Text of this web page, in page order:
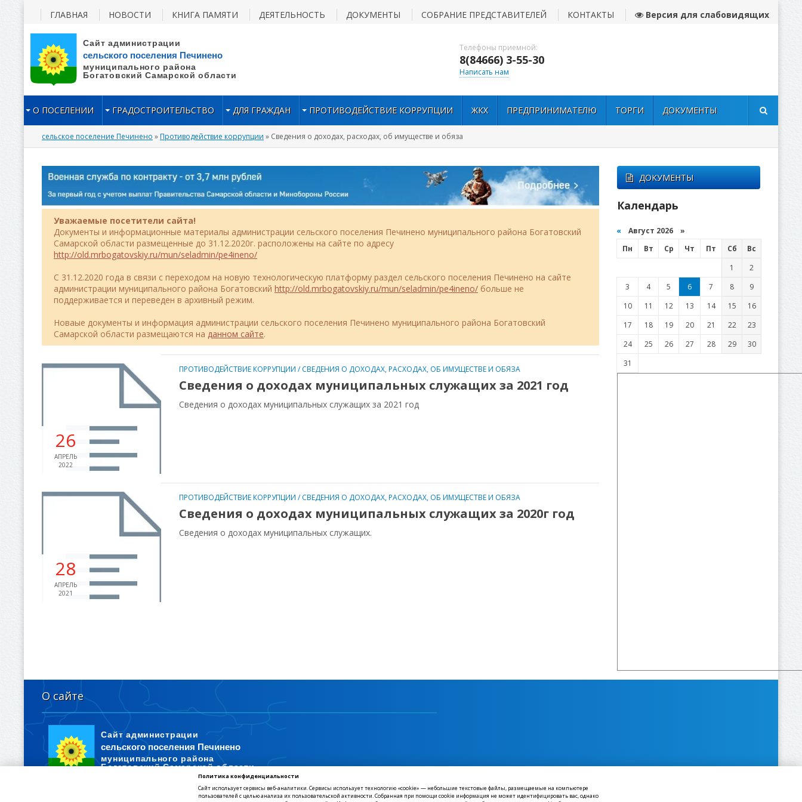
Телефоны приемной:
8(84666) 3-55-30
Написать нам
ГЛАВНАЯ НОВОСТИ КНИГА ПАМЯТИ ДЕЯТЕЛЬНОСТЬ ДОКУМЕНТЫ СОБРАНИЕ ПРЕДСТАВИТЕЛЕЙ КОНТАКТЫ Версия для слабовидящих
О ПОСЕЛЕНИИ ГРАДОСТРОИТЕЛЬСТВО ДЛЯ ГРАЖДАН ПРОТИВОДЕЙСТВИЕ КОРРУПЦИИ ЖКХ ПРЕДПРИНИМАТЕЛЮ ТОРГИ ДОКУМЕНТЫ
сельское поселение Печинено »Противодействие коррупции » Сведения о доходах, расходах, об имуществе и обяза
Уважаемые посетители сайта!
Документы и информационные материалы администрации сельского поселения Печинено муниципального района Богатовский
Самарской области размещенные до 31.12.2020г. расположены на сайте по адресу
http://old.mrbogatovskiy.ru/mun/seladmin/pe4ineno/
C 31.12.2020 года в связи с переходом на новую технологическую платформу раздел сельского поселения Печинено на сайте
администрации муниципального района Богатовский http://old.mrbogatovskiy.ru/mun/seladmin/pe4ineno/ больше не
поддерживается и переведен в архивный режим.
Новаые документы и информация администрации сельского поселения Печинено муниципального района Богатовский
Самарской области размещаются на данном сайте.
26
АПРЕЛЬ
2022
ПРОТИВОДЕЙСТВИЕ КОРРУПЦИИ /СВЕДЕНИЯ О ДОХОДАХ, РАСХОДАХ, ОБ ИМУЩЕСТВЕ И ОБЯЗА
Сведения о доходах муниципальных служащих за 2021 год
Сведения о доходах муниципальных служащих за 2021 год
28
АПРЕЛЬ
2021
ПРОТИВОДЕЙСТВИЕ КОРРУПЦИИ /СВЕДЕНИЯ О ДОХОДАХ, РАСХОДАХ, ОБ ИМУЩЕСТВЕ И ОБЯЗА
Сведения о доходах муниципальных служащих за 2020г год
Сведения о доходах муниципальных служащих.
ДОКУМЕНТЫ
Календарь
« Август 2026 »
Пн
Вт Ср Чт Пт Сб
Вс
1
2
3
4 5 6 7 8
9
10
11 12 13 14 15
16
17
18 19 20 21 22
23
24
25 26 27 28 29
30
31
О сайте
446635, Самарская область, Богатовский район, село Печинено, Советская улица, 1
Политика конфиденциальности
Сайт использует сервисы веб-аналитики. Сервисы использует технологию «cookie» — небольшие текстовые файлы, размещаемые на компьютере
пользователей с целью анализа их пользовательской активности. Собранная при помощи cookie информация не может идентифицировать вас, однако